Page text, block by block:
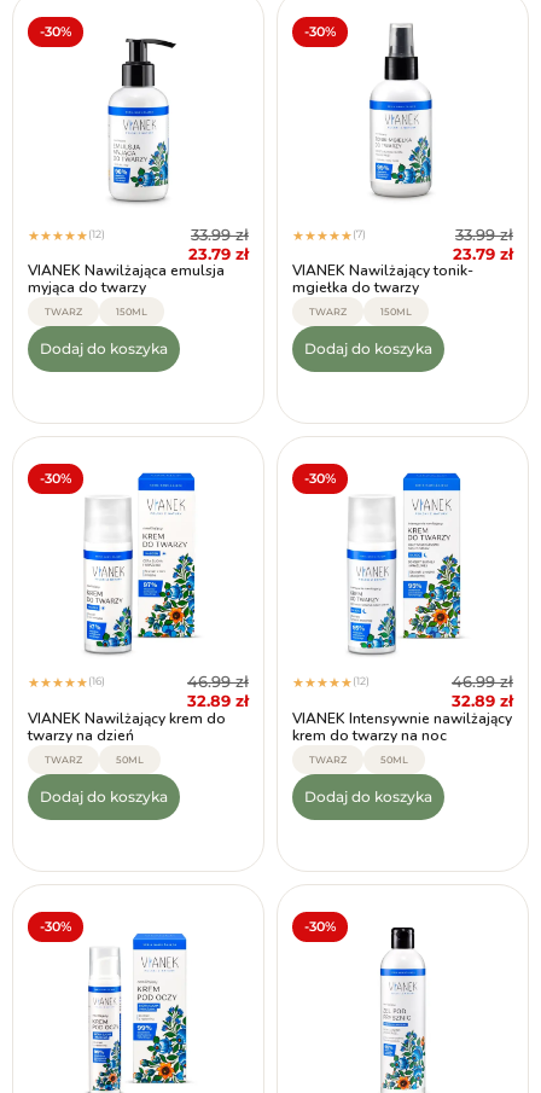
-30%
★★★★★(12) 33.99zł
23.79 zł
VIANEK Nawilżająca emulsja
myjąca do twarzy
TWARZ 150ML
Dodaj do koszyka
-30%
★★★★★(7) 33.99zł
23.79 zł
VIANEK Nawilżający tonik-
mgiełka do twarzy
TWARZ 150ML
Dodaj do koszyka
-30%
★★★★★(16) 46.99zł
32.89 zł
VIANEK Nawilżający krem do
twarzy na dzień
TWARZ 50ML
Dodaj do koszyka
-30%
★★★★★(12) 46.99zł
32.89 zł
VIANEK Intensywnie nawilżający
krem do twarzy na noc
TWARZ 50ML
Dodaj do koszyka
-30% -30%